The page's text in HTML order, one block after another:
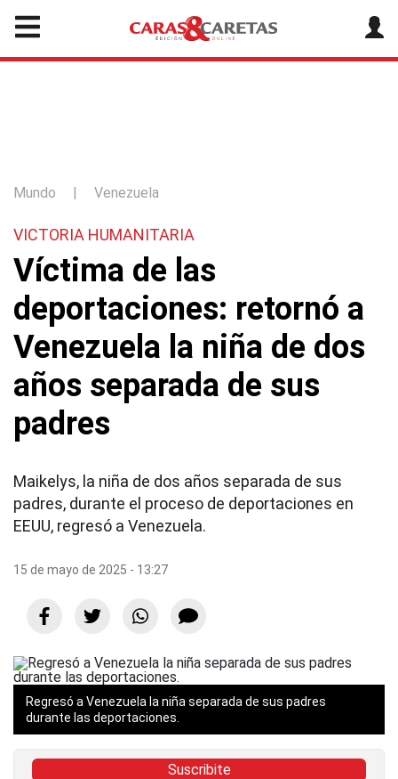
Mundo | Venezuela
VICTORIA HUMANITARIA
Víctima de las
deportaciones: retornó a
Venezuela la niña de dos
años separada de sus
padres
Maikelys, la niña de dos años separada de sus
padres, durante el proceso de deportaciones en
EEUU, regresó a Venezuela.
15 de mayo de 2025 - 13:27
Regresó a Venezuela la niña separada de sus padres
durante las deportaciones.
Suscribite